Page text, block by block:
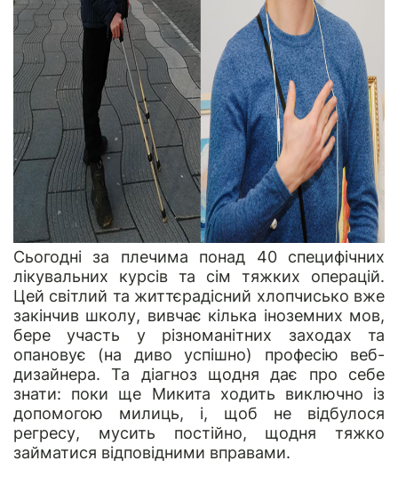
Сьогодні за плечима понад 40 специфічних
лікувальних курсів та сім тяжких операцій.
Цей світлий та життєрадісний хлопчисько вже
закінчив школу, вивчає кілька іноземних мов,
бере участь у різноманітних заходах та
опановує (на диво успішно) професію веб-
дизайнера. Та діагноз щодня дає про себе
знати: поки ще Микита ходить виключно із
допомогою милиць, і, щоб не відбулося
регресу, мусить постійно, щодня тяжко
займатися відповідними вправами.